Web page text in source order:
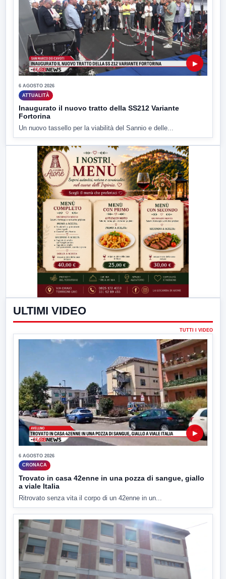
▶
6 AGOSTO 2026
ATTUALITÀ
Inaugurato il nuovo tratto della SS212 Variante
Fortorina
Un nuovo tassello per la viabilità del Sannio e delle...
ULTIMI VIDEO
TUTTI I VIDEO
▶
6 AGOSTO 2026
CRONACA
Trovato in casa 42enne in una pozza di sangue, giallo
a viale Italia
Ritrovato senza vita il corpo di un 42enne in un...